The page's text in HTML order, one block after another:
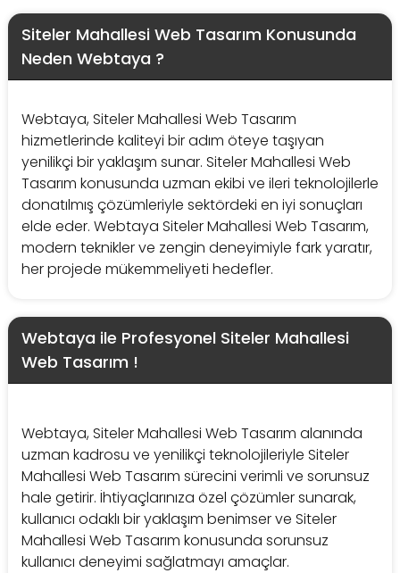
Siteler Mahallesi Web Tasarım Konusunda
Neden Webtaya ?
Webtaya, Siteler Mahallesi Web Tasarım
hizmetlerinde kaliteyi bir adım öteye taşıyan
yenilikçi bir yaklaşım sunar. Siteler Mahallesi Web
Tasarım konusunda uzman ekibi ve ileri teknolojilerle
donatılmış çözümleriyle sektördeki en iyi sonuçları
elde eder. Webtaya Siteler Mahallesi Web Tasarım,
modern teknikler ve zengin deneyimiyle fark yaratır,
her projede mükemmeliyeti hedefler.
Webtaya ile Profesyonel Siteler Mahallesi
Web Tasarım !
Webtaya, Siteler Mahallesi Web Tasarım alanında
uzman kadrosu ve yenilikçi teknolojileriyle Siteler
Mahallesi Web Tasarım sürecini verimli ve sorunsuz
hale getirir. İhtiyaçlarınıza özel çözümler sunarak,
kullanıcı odaklı bir yaklaşım benimser ve Siteler
Mahallesi Web Tasarım konusunda sorunsuz
kullanıcı deneyimi sağlatmayı amaçlar.